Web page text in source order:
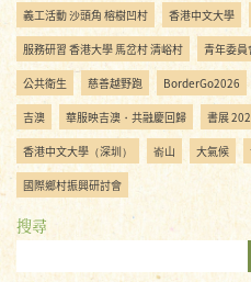
義工活動 沙頭角 榕樹凹村 香港中文大學
服務研習 香港大學 馬岔村 清峪村 青年委員
公共衛生 慈善越野跑 BorderGo2026
吉澳 華服映吉澳・共融慶回歸 書展
香港中文大學（深圳） 嵛山 大氣候
國際鄉村振興研討會
搜尋